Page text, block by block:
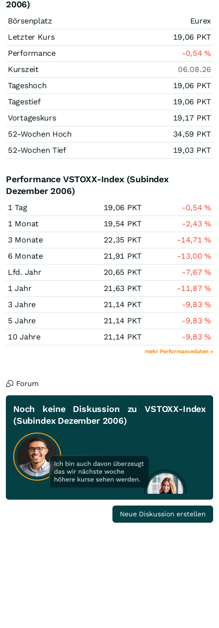
2006)
Börsenplatz
Eurex
Letzter Kurs
19,06 PKT
Performance
-0,54%
Kurszeit
06.08.26
Tageshoch
19,06 PKT
Tagestief
19,06 PKT
Vortageskurs
19,17 PKT
52-Wochen Hoch
34,59 PKT
52-Wochen Tief
19,03 PKT
Performance VSTOXX-Index (Subindex
Dezember 2006)
1 Tag 19,06 PKT -0,54%
1 Monat
19,54 PKT -2,43%
3 Monate
22,35 PKT -14,71%
6 Monate
21,91 PKT -13,00%
Lfd. Jahr
20,65 PKT -7,67%
1 Jahr
21,63 PKT -11,87%
3 Jahre
21,14 PKT -9,83%
5 Jahre
21,14 PKT -9,83%
10 Jahre
21,14 PKT -9,83%
mehr Performancedaten »
Forum
Noch keine Diskussion zu VSTOXX-Index
(Subindex Dezember 2006)
Neue Diskussion erstellen